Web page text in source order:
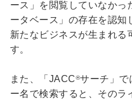
ース」を閲覧していなかっ
ータベース」の存在を認知
新たなビジネスが生まれる
す。
また、「JACC®サーチ」で
ー名で検索すると、そのラ